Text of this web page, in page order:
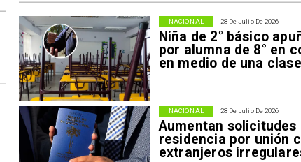
28 De Julio De 2026
Niña de 2° básico
por alumna de 8° en
en medio de una clase
NACIONAL
28 De Julio De 2026
Aumentan solicitudes
residencia por unión
extranjeros
NACIONAL